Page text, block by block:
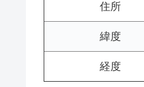
住所
緯度
経度